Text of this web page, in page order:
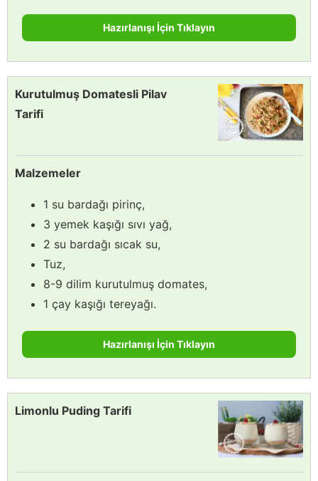
Hazırlanışı İçin Tıklayın
Kurutulmuş Domatesli Pilav
Tarifi
Malzemeler
1 su bardağı pirinç,
3 yemek kaşığı sıvı yağ,
2 su bardağı sıcak su,
Tuz,
8-9 dilim kurutulmuş domates,
1 çay kaşığı tereyağı.
Hazırlanışı İçin Tıklayın
Limonlu Puding Tarifi